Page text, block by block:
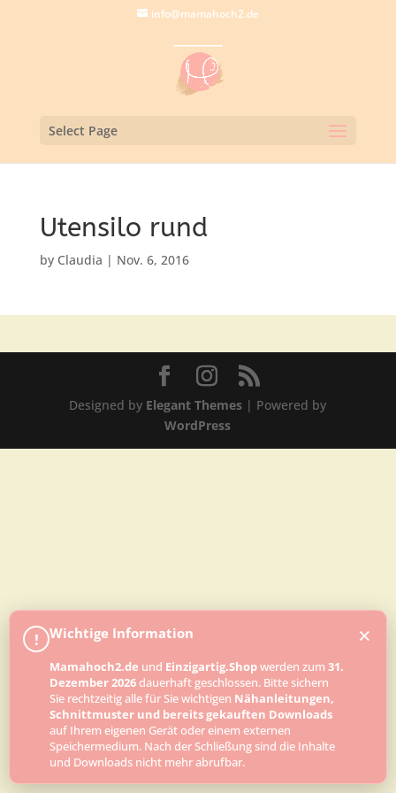
info@mamahoch2.de
Select Page
Utensilo rund
by Claudia | Nov. 6, 2016
Designed by Elegant Themes | Powered by
WordPress
! Wichtige Information
Mamahoch2.de und Einzigartig.Shopwerden zum 31.
Dezember 2026dauerhaft geschlossen. Bitte sichern
Sie rechtzeitig alle für Sie wichtigen Nähanleitungen,
Schnittmuster und bereits gekauften Downloads
auf Ihrem eigenen Gerät oder einem externen
Speichermedium. Nach der Schließung sind die Inhalte
und Downloads nicht mehr abrufbar.
×